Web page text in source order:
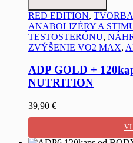
RED EDITION,
ANABOLIZÉRY A
TESTOSTERÓNU,
ZVÝŠENIE VO2 MAX,
ADP GOLD +
NUTRITION
39,90 €